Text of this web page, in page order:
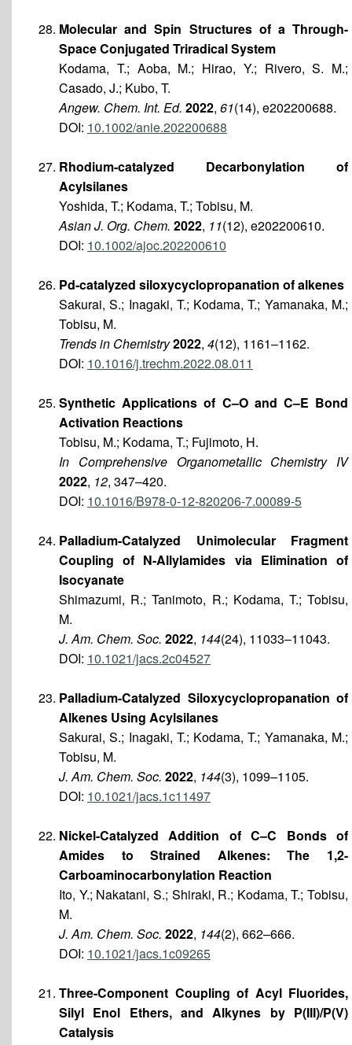
Molecular and Spin Structures of a Through-
Space Conjugated Triradical System
Kodama, T.; Aoba, M.; Hirao, Y.; Rivero, S. M.;
Casado, J.; Kubo, T.
Angew. Chem. Int. Ed. 2022, 61(14), e202200688.
DOI: 10.1002/anie.202200688
Rhodium-catalyzed Decarbonylation of
Acylsilanes
Yoshida, T.; Kodama, T.; Tobisu, M.
Asian J. Org. Chem. 2022, 11(12), e202200610.
DOI: 10.1002/ajoc.202200610
Pd-catalyzed siloxycyclopropanation of alkenes
Sakurai, S.; Inagaki, T.; Kodama, T.; Yamanaka, M.;
Tobisu, M.
Trends in Chemistry2022, 4(12), 1161–1162.
DOI: 10.1016/j.trechm.2022.08.011
Synthetic Applications of C–O and C–E Bond
Activation Reactions
Tobisu, M.; Kodama, T.; Fujimoto, H.
In Comprehensive Organometallic Chemistry IV
2022, 12, 347–420.
DOI: 10.1016/B978-0-12-820206-7.00089-5
Palladium-Catalyzed Unimolecular Fragment
Coupling of N-Allylamides via Elimination of
Isocyanate
Shimazumi, R.; Tanimoto, R.; Kodama, T.; Tobisu,
M.
J. Am. Chem. Soc. 2022, 144(24), 11033–11043.
DOI: 10.1021/jacs.2c04527
Palladium-Catalyzed Siloxycyclopropanation of
Alkenes Using Acylsilanes
Sakurai, S.; Inagaki, T.; Kodama, T.; Yamanaka, M.;
Tobisu, M.
J. Am. Chem. Soc. 2022, 144(3), 1099–1105.
DOI: 10.1021/jacs.1c11497
Nickel-Catalyzed Addition of C–C Bonds of
Amides to Strained Alkenes: The 1,2-
Carboaminocarbonylation Reaction
Ito, Y.; Nakatani, S.; Shiraki, R.; Kodama, T.; Tobisu,
M.
J. Am. Chem. Soc. 2022, 144(2), 662–666.
DOI: 10.1021/jacs.1c09265
Three-Component Coupling of Acyl Fluorides,
Silyl Enol Ethers, and Alkynes by P(III)/P(V)
Catalysis